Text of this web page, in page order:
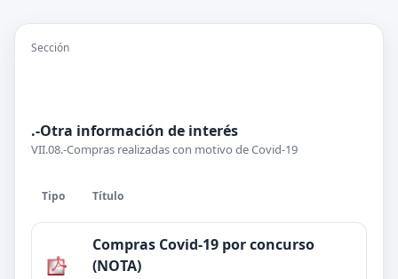
Sección
.-Otra información de interés
VII.08.-Compras realizadas con motivo de Covid-19
Tipo Título
Compras Covid-19 por concurso
(NOTA)